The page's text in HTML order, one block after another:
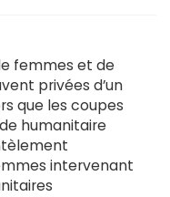
femmes et de
privées d’un
que les coupes
humanitaire
intervenant